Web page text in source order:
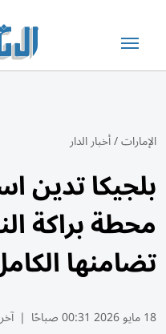
الإمارات/أخبار الدار
بلجيكا
محطة براكة
تضامنها
18 مايو 2026 00:31 صباحًا |